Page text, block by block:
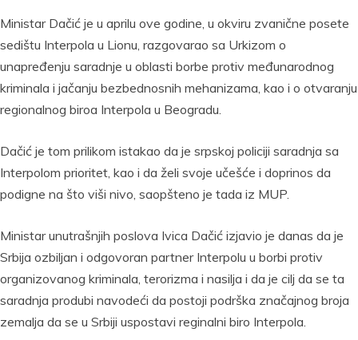
Ministar Dačić je u aprilu ove godine, u okviru zvanične posete
sedištu Interpola u Lionu, razgovarao sa Urkizom o
unapređenju saradnje u oblasti borbe protiv međunarodnog
kriminala i jačanju bezbednosnih mehanizama, kao i o otvaranju
regionalnog biroa Interpola u Beogradu.
Dačić je tom prilikom istakao da je srpskoj policiji saradnja sa
Interpolom prioritet, kao i da želi svoje učešće i doprinos da
podigne na što viši nivo, saopšteno je tada iz MUP.
Ministar unutrašnjih poslova Ivica Dačić izjavio je danas da je
Srbija ozbiljan i odgovoran partner Interpolu u borbi protiv
organizovanog kriminala, terorizma i nasilja i da je cilj da se ta
saradnja produbi navodeći da postoji podrška značajnog broja
zemalja da se u Srbiji uspostavi reginalni biro Interpola.